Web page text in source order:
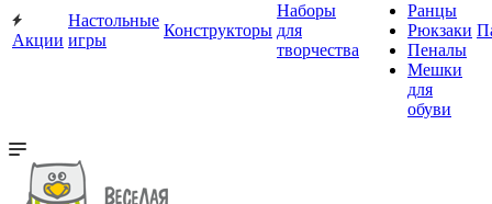
Акции
Настольные
игры
Конструкторы
Наборы
для
творчества
Ранцы
Рюкзаки
Пеналы
Мешки
для
обуви